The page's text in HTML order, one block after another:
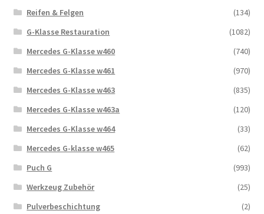
Reifen & Felgen
(134)
G-Klasse Restauration
(1082)
Mercedes G-Klasse w460
(740)
Mercedes G-Klasse w461
(970)
Mercedes G-Klasse w463
(835)
Mercedes G-Klasse w463a
(120)
Mercedes G-Klasse w464
(33)
Mercedes G-klasse w465
(62)
Puch G
(993)
Werkzeug Zubehör
(25)
Pulverbeschichtung
(2)